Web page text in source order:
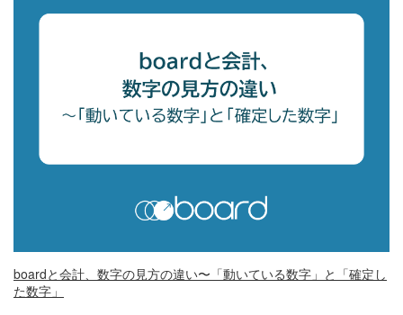
boardと会計、数字の見方の違い〜「動いている数字」と「確定し
た数字」